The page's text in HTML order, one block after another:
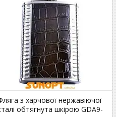
з харчової нержавіючої
обтягнута шкірою GDA9-